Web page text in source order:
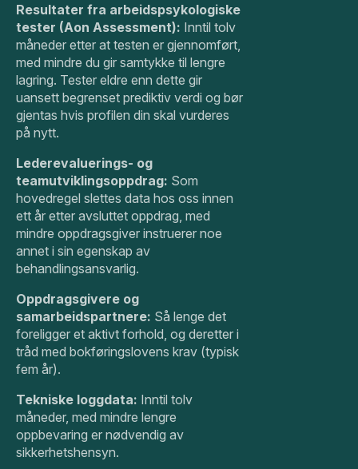
Resultater fra arbeidspsykologiske
tester (Aon Assessment): Inntil tolv
måneder etter at testen er gjennomført,
med mindre du gir samtykke til lengre
lagring. Tester eldre enn dette gir
uansett begrenset prediktiv verdi og bør
gjentas hvis profilen din skal vurderes
på nytt.
Lederevaluerings- og
teamutviklingsoppdrag: Som
hovedregel slettes data hos oss innen
ett år etter avsluttet oppdrag, med
mindre oppdragsgiver instruerer noe
annet i sin egenskap av
behandlingsansvarlig.
Oppdragsgivere og
samarbeidspartnere: Så lenge det
foreligger et aktivt forhold, og deretter i
tråd med bokføringslovens krav (typisk
fem år).
Tekniske loggdata: Inntil tolv
måneder, med mindre lengre
oppbevaring er nødvendig av
sikkerhetshensyn.